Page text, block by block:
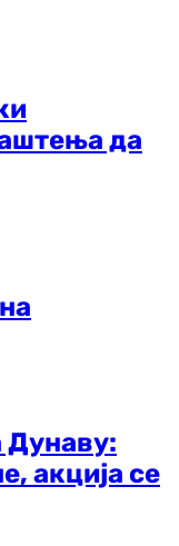
да
Дунаву:
акција се